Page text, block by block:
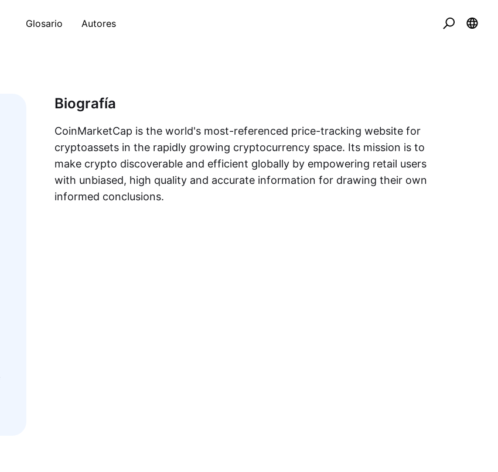
Glosario Autores
Biografía
CoinMarketCap is the world's most-referenced price-tracking website for
cryptoassets in the rapidly growing cryptocurrency space. Its mission is to
make crypto discoverable and efficient globally by empowering retail users
with unbiased, high quality and accurate information for drawing their own
informed conclusions.